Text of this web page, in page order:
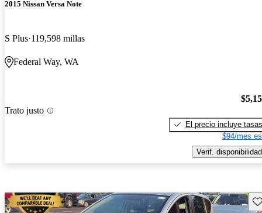
2015 Nissan Versa Note
S Plus 119,598 millas
Federal Way, WA
Trato justo
El precio incluye tasas
$94/mes
Verif. disponibilidad